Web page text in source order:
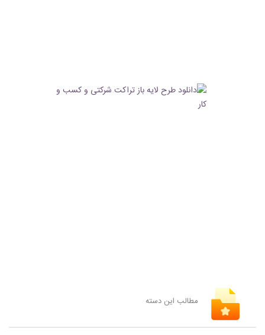
مطالب این دسته